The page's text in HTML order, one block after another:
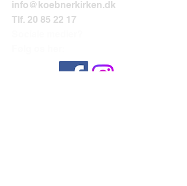
info@koebnerkirken.dk
Tlf. 20 85 22 17